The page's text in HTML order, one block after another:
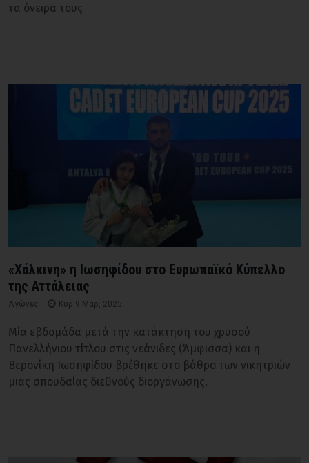
τα όνειρα τους
«Χάλκινη» η Ιωσηφίδου στο Ευρωπαϊκό Κύπελλο
της Αττάλειας
Αγώνες Κυρ 9 Μαρ, 2025
Μία εβδομάδα μετά την κατάκτηση του χρυσού
Πανελλήνιου τίτλου στις νεάνιδες (Άμφισσα) και η
Βερονίκη Ιωσηφίδου βρέθηκε στο βάθρο των νικητριών
μιας σπουδαίας διεθνούς διοργάνωσης.